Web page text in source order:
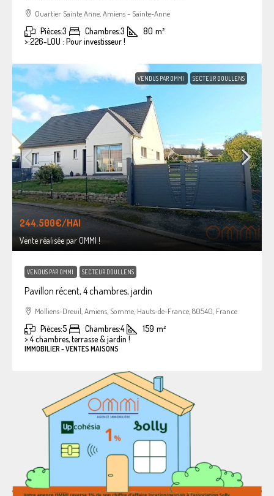
Quartier Sainte Anne, Amiens - Sainte-Anne
Pièces:3 Chambres:3 80 m²
>:226-LOU : Pour investisseur !
VENDUS PAR OMMI SECTEUR DOULLENS
244.500€/HAI
Vente réalisée par OMMI !
VENDUS PAR OMMI SECTEUR DOULLENS
Pavillon récent, 4 chambres, jardin
Molliens-Dreuil, Amiens, Somme, Hauts-de-France, 80540, France
Pièces:5 Chambres:4 159 m²
>:4 chambres, terrasse & jardin !
IMMOBILIER - VENTES MAISONS